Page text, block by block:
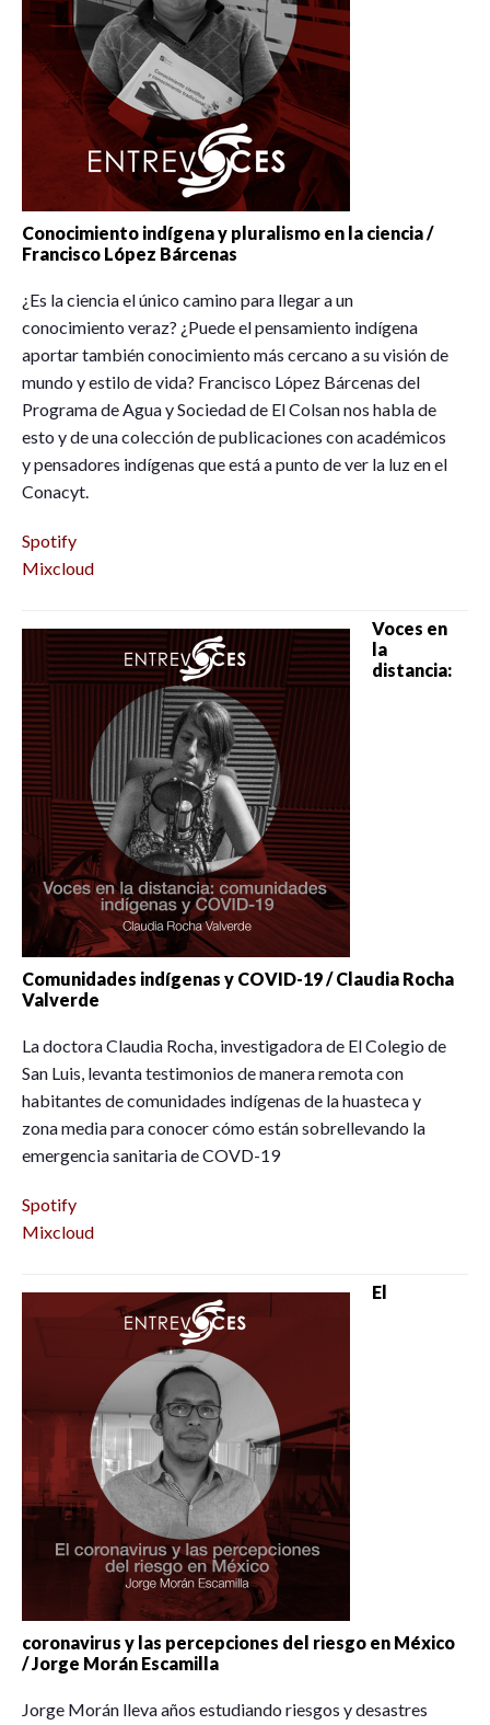
Conocimiento indígena y pluralismo en la ciencia /
Francisco López Bárcenas
¿Es la ciencia el único camino para llegar a un
conocimiento veraz? ¿Puede el pensamiento indígena
aportar también conocimiento más cercano a su visión de
mundo y estilo de vida? Francisco López Bárcenas del
Programa de Agua y Sociedad de El Colsan nos habla de
esto y de una colección de publicaciones con académicos
y pensadores indígenas que está a punto de ver la luz en el
Conacyt.
Spotify
Mixcloud
Voces en
la
distancia:
Comunidades indígenas y COVID-19 / Claudia Rocha
Valverde
La doctora Claudia Rocha, investigadora de El Colegio de
San Luis, levanta testimonios de manera remota con
habitantes de comunidades indígenas de la huasteca y
zona media para conocer cómo están sobrellevando la
emergencia sanitaria de COVD-19
Spotify
Mixcloud
El
coronavirus y las percepciones del riesgo en México
/ Jorge Morán Escamilla
Jorge Morán lleva años estudiando riesgos y desastres